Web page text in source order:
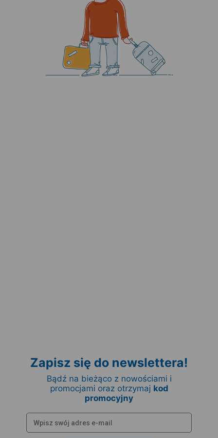
Zapisz się do newslettera!
Bądź na bieżąco z nowościami i
promocjami oraz otrzymaj kod
promocyjny